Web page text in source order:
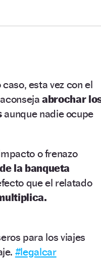
esta vez con el
abrochar
aunque nadie ocupe
o frenazo
la banqueta
que el relatado
para los viajes
#legalcar